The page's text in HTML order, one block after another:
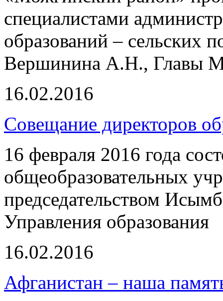
специалистами
образований – сельских
Вершинина А.Н., Главы
16.02.2016
Совещание директоров
16 февраля 2016 года
общеобразовательных
председательством
Управления образования
16.02.2016
Афганистан – наша